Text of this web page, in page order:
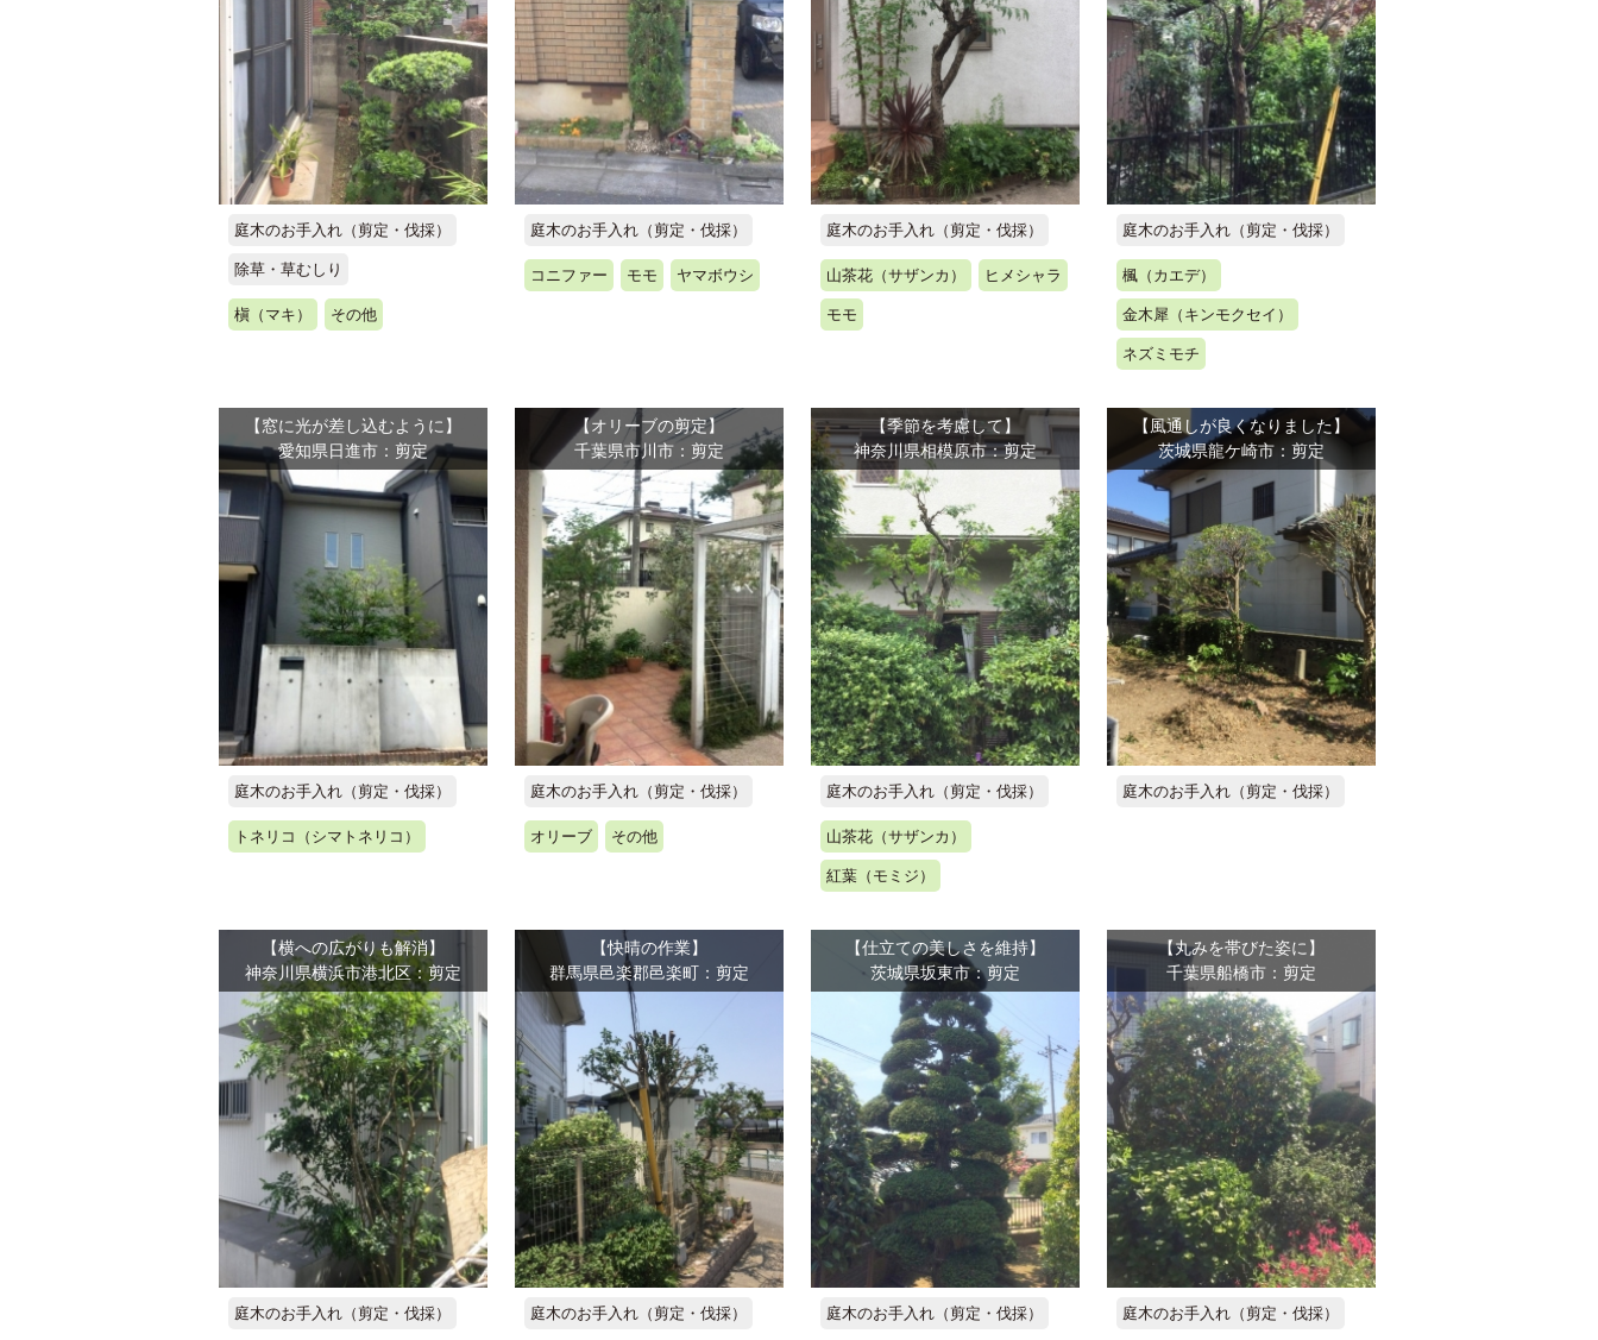
庭木のお手入れ（剪定・伐採）
除草・草むしり
槇（マキ） その他
庭木のお手入れ（剪定・伐採）
コニファー モモ ヤマボウシ
庭木のお手入れ（剪定・伐採）
山茶花（サザンカ） ヒメシャラ
モモ
庭木のお手入れ（剪定・伐採）
楓（カエデ）
金木犀（キンモクセイ）
ネズミモチ
【窓に光が差し込むように】
愛知県日進市：剪定
庭木のお手入れ（剪定・伐採）
トネリコ（シマトネリコ）
【オリーブの剪定】
千葉県市川市：剪定
庭木のお手入れ（剪定・伐採）
オリーブ その他
【季節を考慮して】
神奈川県相模原市：剪定
庭木のお手入れ（剪定・伐採）
山茶花（サザンカ）
紅葉（モミジ）
【風通しが良くなりました】
茨城県龍ケ崎市：剪定
庭木のお手入れ（剪定・伐採）
【横への広がりも解消】
神奈川県横浜市港北区：剪定
庭木のお手入れ（剪定・伐採）
【快晴の作業】
群馬県邑楽郡邑楽町：剪定
庭木のお手入れ（剪定・伐採）
【仕立ての美しさを維持】
茨城県坂東市：剪定
庭木のお手入れ（剪定・伐採）
【丸みを帯びた姿に】
千葉県船橋市：剪定
庭木のお手入れ（剪定・伐採）